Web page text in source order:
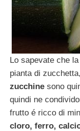
Lo sapevate che la
pianta di
zucchine sono
quindi ne
frutto é ricco di
cloro, ferro,